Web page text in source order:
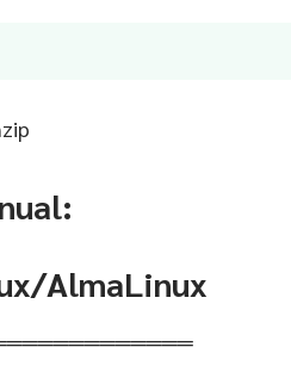
AlmaLinux